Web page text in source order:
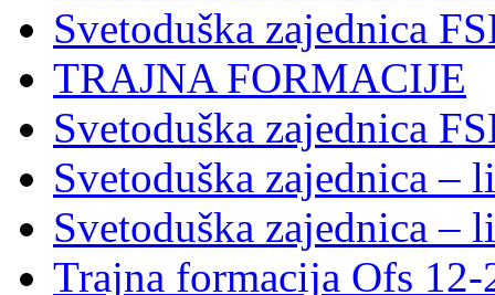
Svetoduška zajednica
TRAJNA FORMACIJE
Svetoduška zajednica
Svetoduška zajednica –
Svetoduška zajednica –
Trajna formacija Ofs 12-